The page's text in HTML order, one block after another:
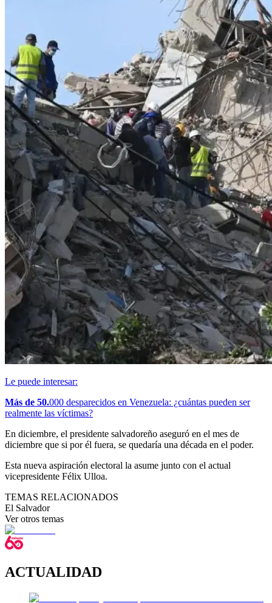
Le puede interesar:
Más de 50.000 desparecidos en Venezuela: ¿cuántas pueden ser
realmente las víctimas?
En diciembre, el presidente salvadoreño aseguró en el mes de
diciembre que si por él fuera, se quedaría una década en el poder.
Esta nueva aspiración electoral la asume junto con el actual
vicepresidente Félix Ulloa.
TEMAS RELACIONADOS
El Salvador
Ver otros temas
ACTUALIDAD